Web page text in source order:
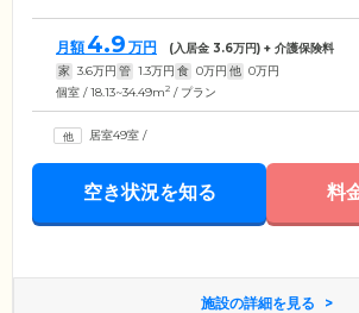
月額 4.9 万円 (入居金 3.6万円) + 介護保険料
家 3.6万円 管 1.3万円 食 0万円 他 0万円
個室 / 18.13~34.49m2 / プラン
居室49室 /
空き状況を知る 料
施設の詳細を見る